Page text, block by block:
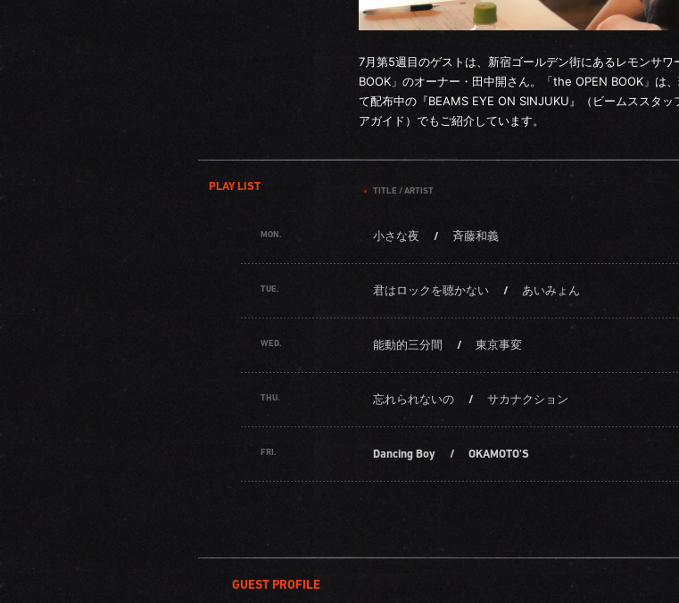
7月第5週目のゲストは、新宿ゴールデン街にあるレモンサ
BOOK」のオーナー・田中開さん。「the OPEN BOOK」は
て配布中の『BEAMS EYE ON SINJUKU』（ビームススタッ
アガイド）でもご紹介しています。
PLAY LIST TITLE / ARTIST
MON. 小さな夜 / 斉藤和義
TUE. 君はロックを聴かない / あいみょん
WED. 能動的三分間 / 東京事変
THU. 忘れられないの / サカナクション
FRI. Dancing Boy / OKAMOTO'S
GUEST PROFILE